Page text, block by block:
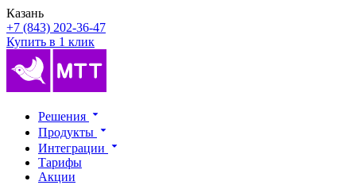
Казань
+7 (843) 202-36-47
Купить в 1 клик
Решения
Продукты
Интеграции
Тарифы
Акции